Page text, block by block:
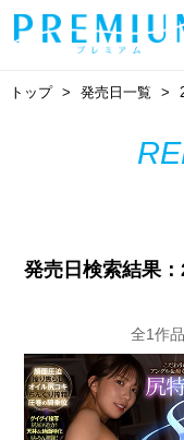
トップ 発売日一覧
発売日検索結果
全1作